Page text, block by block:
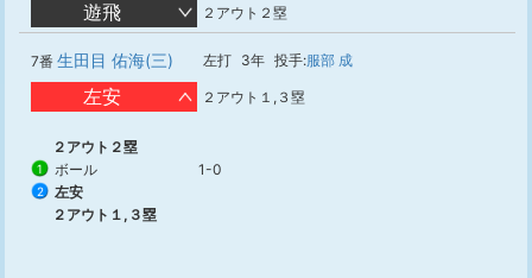
遊飛 ２アウト２塁
7番 生田目 佑海(三) 左打 3年 投手:服部 成
左安 ２アウト１,３塁
２アウト２塁
1 ボール 1-0
2
左安
２アウト１,３塁